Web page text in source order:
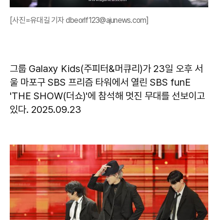
[사진=유대길 기자 dbeorlf123@ajunews.com]
그룹 Galaxy Kids(주피터&머큐리)가 23일 오후 서
울 마포구 SBS 프리즘 타워에서 열린 SBS funE
'THE SHOW(더쇼)'에 참석해 멋진 무대를 선보이고
있다. 2025.09.23